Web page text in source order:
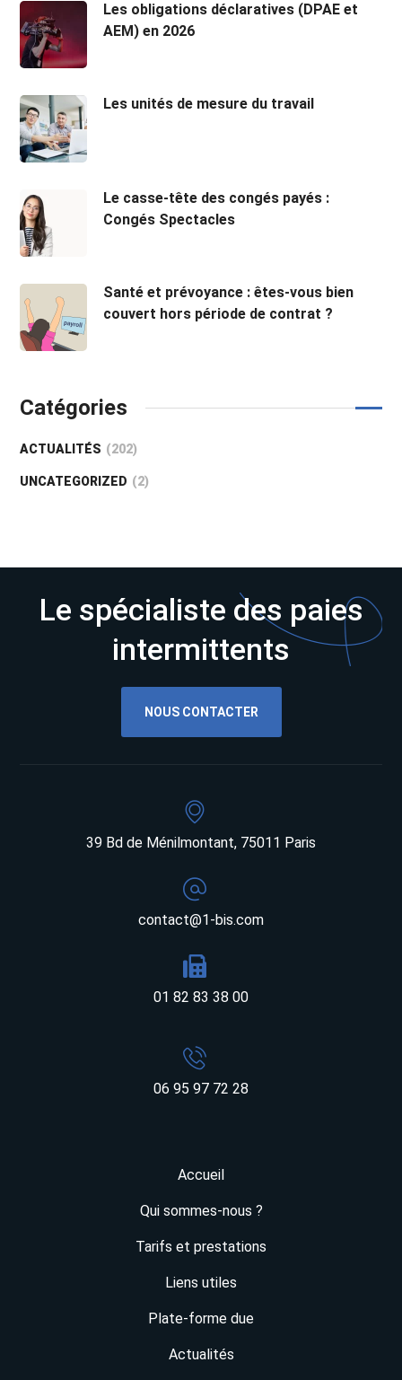
Les obligations déclaratives (DPAE et
AEM) en 2026
Les unités de mesure du travail
Le casse-tête des congés payés :
Congés Spectacles
Santé et prévoyance : êtes-vous bien
couvert hors période de contrat ?
Catégories
ACTUALITÉS (202)
UNCATEGORIZED (2)
Le spécialiste des paies
intermittents
NOUS CONTACTER
39 Bd de Ménilmontant, 75011 Paris
contact@1-bis.com
01 82 83 38 00
06 95 97 72 28
Accueil
Qui sommes-nous ?
Tarifs et prestations
Liens utiles
Plate-forme due
Actualités